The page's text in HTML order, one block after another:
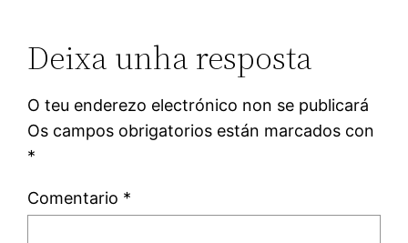
Deixa unha resposta
O teu enderezo electrónico non se publicará
Os campos obrigatorios están marcados con
*
Comentario *